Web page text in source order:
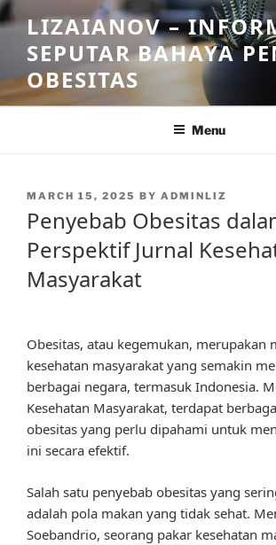
Skip
to
content
LIZAIANOV –
SEPUTAR BAHAYA
OBESITAS
Menu
POSTED
MARCH 15, 2025 BY ADMINLIZ
Penyebab Obesitas
Perspektif Jurnal
Masyarakat
Obesitas, atau kegemukan, merupakan
kesehatan masyarakat yang semakin
berbagai negara, termasuk Indonesia.
Kesehatan Masyarakat, terdapat
obesitas yang perlu dipahami untuk
ini secara efektif.
Salah satu penyebab obesitas yang
adalah pola makan yang tidak sehat.
Soebandrio, seorang pakar kesehatan